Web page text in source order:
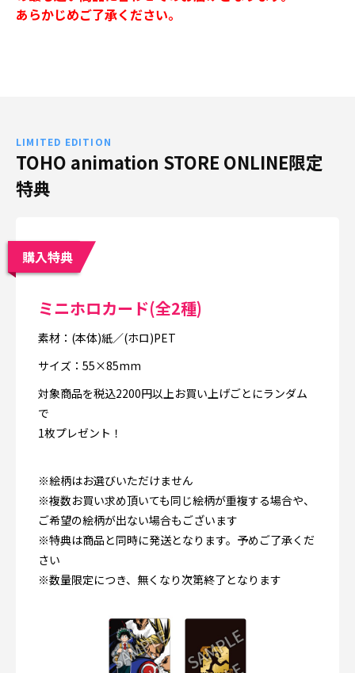
あらかじめご了承ください。
LIMITED EDITION
TOHO animation STORE ONLINE限定
特典
購入特典
ミニホロカード(全2種)
素材：(本体)紙／(ホロ)PET
サイズ：55×85mm
対象商品を税込2200円以上お買い上げごとにランダム
で
1枚プレゼント！
※絵柄はお選びいただけません
※複数お買い求め頂いても同じ絵柄が重複する場合や、
ご希望の絵柄が出ない場合もございます
※特典は商品と同時に発送となります。予めご了承くだ
さい
※数量限定につき、無くなり次第終了となります